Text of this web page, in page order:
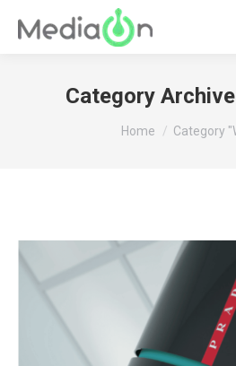
Category
You are here:
Home Category